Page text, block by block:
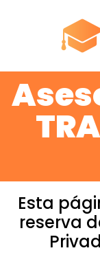
Esta
reserva